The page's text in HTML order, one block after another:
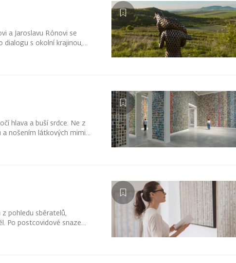
a Jaroslavu Rónovi se
dialogu s okolní krajinou,
hlava a buší srdce. Ne z
nošením látkových mimin
pohledu sběratelů,
Po postcovidové snaze